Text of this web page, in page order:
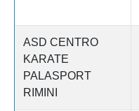
ASD CENTRO
KARATE
PALASPORT
RIMINI